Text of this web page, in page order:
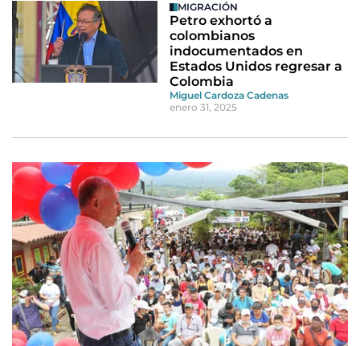
MIGRACIÓN
Petro exhortó a
colombianos
indocumentados en
Estados Unidos regresar a
Colombia
Miguel Cardoza Cadenas
enero 31, 2025